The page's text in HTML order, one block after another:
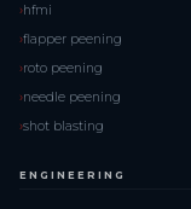
hfmi
flapper peening
roto peening
needle peening
shot blasting
ENGINEERING